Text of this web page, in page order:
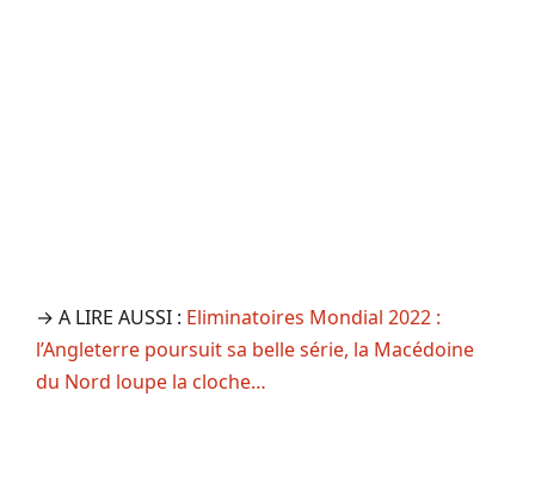
→ A LIRE AUSSI : Eliminatoires Mondial 2022 :
l’Angleterre poursuit sa belle série, la Macédoine
du Nord loupe la cloche…